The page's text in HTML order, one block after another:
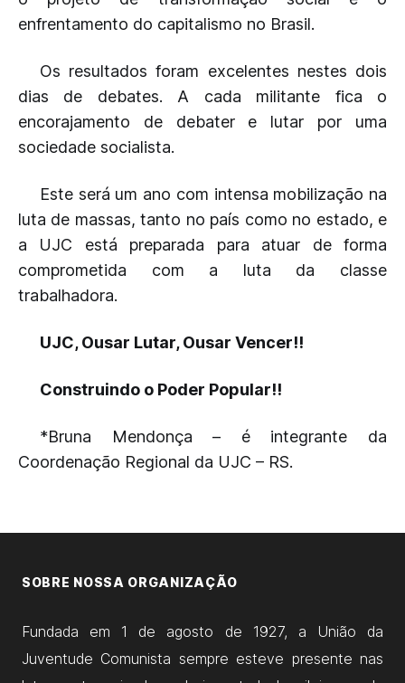
enfrentamento do capitalismo no Brasil.
Os resultados foram excelentes nestes dois
dias de debates. A cada militante fica o
encorajamento de debater e lutar por uma
sociedade socialista.
Este será um ano com intensa mobilização na
luta de massas, tanto no país como no estado, e
a UJC está preparada para atuar de forma
comprometida com a luta da classe
trabalhadora.
UJC, Ousar Lutar, Ousar Vencer!!
Construindo o Poder Popular!!
*Bruna Mendonça – é integrante da
Coordenação Regional da UJC – RS.
SOBRE NOSSA ORGANIZAÇÃO
Fundada em 1 de agosto de 1927, a União da
Juventude Comunista sempre esteve presente nas